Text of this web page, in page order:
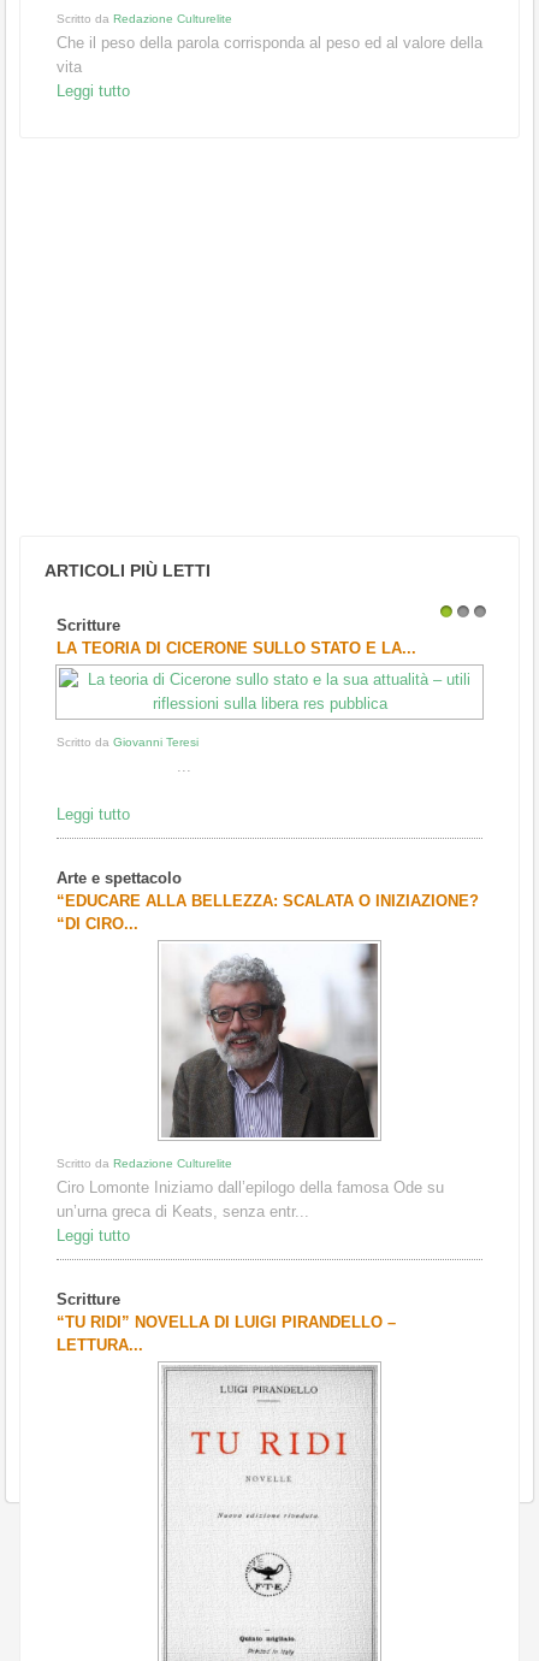
Scritto da Redazione Culturelite
Che il peso della parola corrisponda al peso ed al valore della
vita
Leggi tutto
ARTICOLI PIÙ LETTI
Scritture
LA TEORIA DI CICERONE SULLO STATO E LA...
Scritto da Giovanni Teresi
...
Leggi tutto
Arte e spettacolo
“EDUCARE ALLA BELLEZZA: SCALATA O INIZIAZIONE?
“DI CIRO...
Scritto da Redazione Culturelite
Ciro Lomonte Iniziamo dall’epilogo della famosa Ode su
un’urna greca di Keats, senza entr...
Leggi tutto
Scritture
“TU RIDI” NOVELLA DI LUIGI PIRANDELLO –
LETTURA...